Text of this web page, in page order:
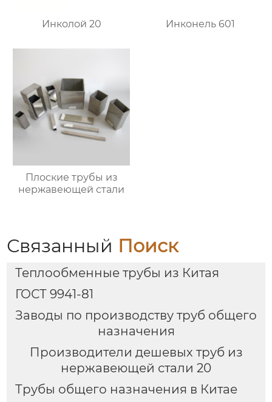
Инколой 20 Инконель 601
Плоские трубы из
нержавеющей стали
Связанный Поиск
Теплообменные трубы из Китая
ГОСТ 9941-81
Заводы по производству труб общего
назначения
Производители дешевых труб из
нержавеющей стали 20
Трубы общего назначения в Китае